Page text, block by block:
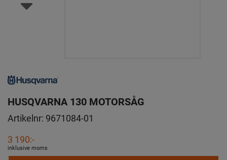
HUSQVARNA 130 MOTORSÅG
Artikelnr: 9671084-01
3 190:-
inklusive moms